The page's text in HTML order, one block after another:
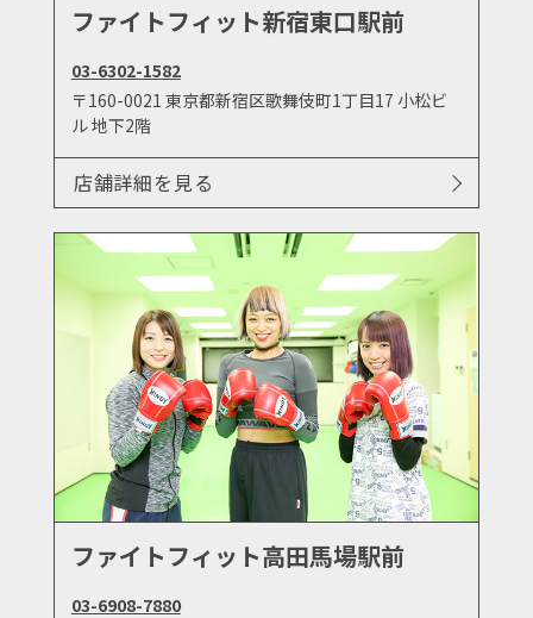
ファイトフィット新宿東口駅前
03-6302-1582
〒160-0021 東京都新宿区歌舞伎町1丁目17 小松ビ
ル 地下2階
店舗詳細を見る
ファイトフィット高田馬場駅前
03-6908-7880